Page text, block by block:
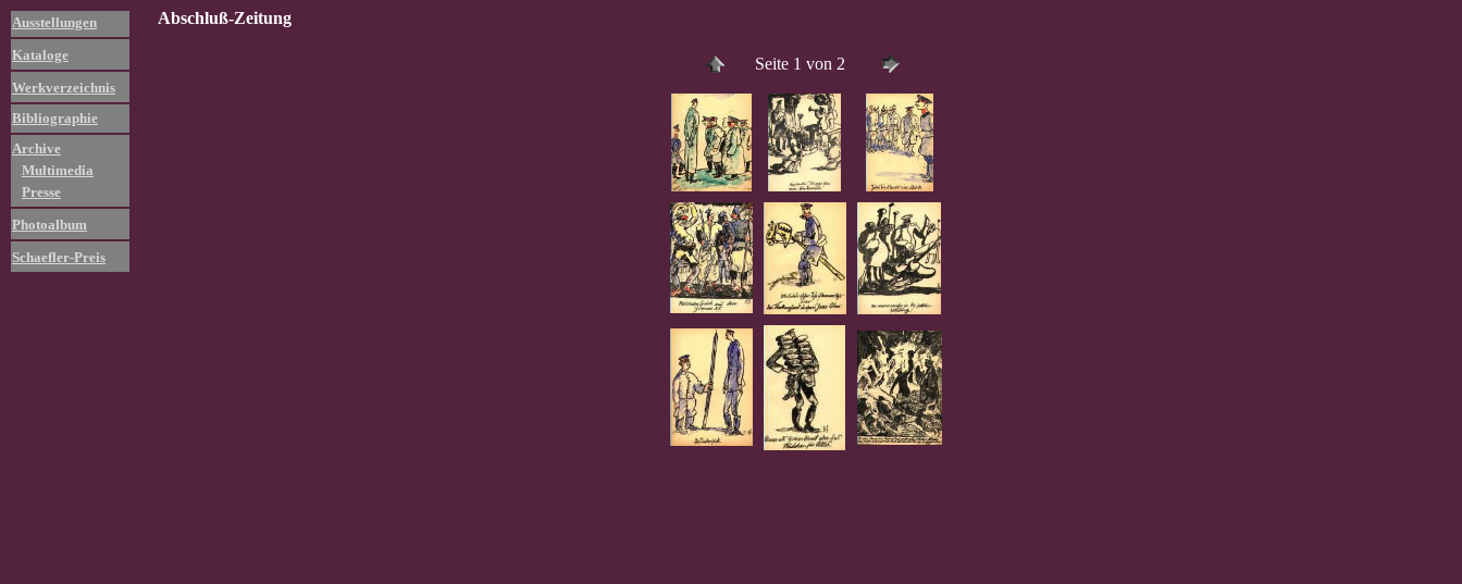
Ausstellungen
Kataloge
Werkverzeichnis
Bibliographie
Archive
Multimedia
Presse
Photoalbum
Schaefler-Preis
Abschluß-Zeitung
Seite 1 von 2